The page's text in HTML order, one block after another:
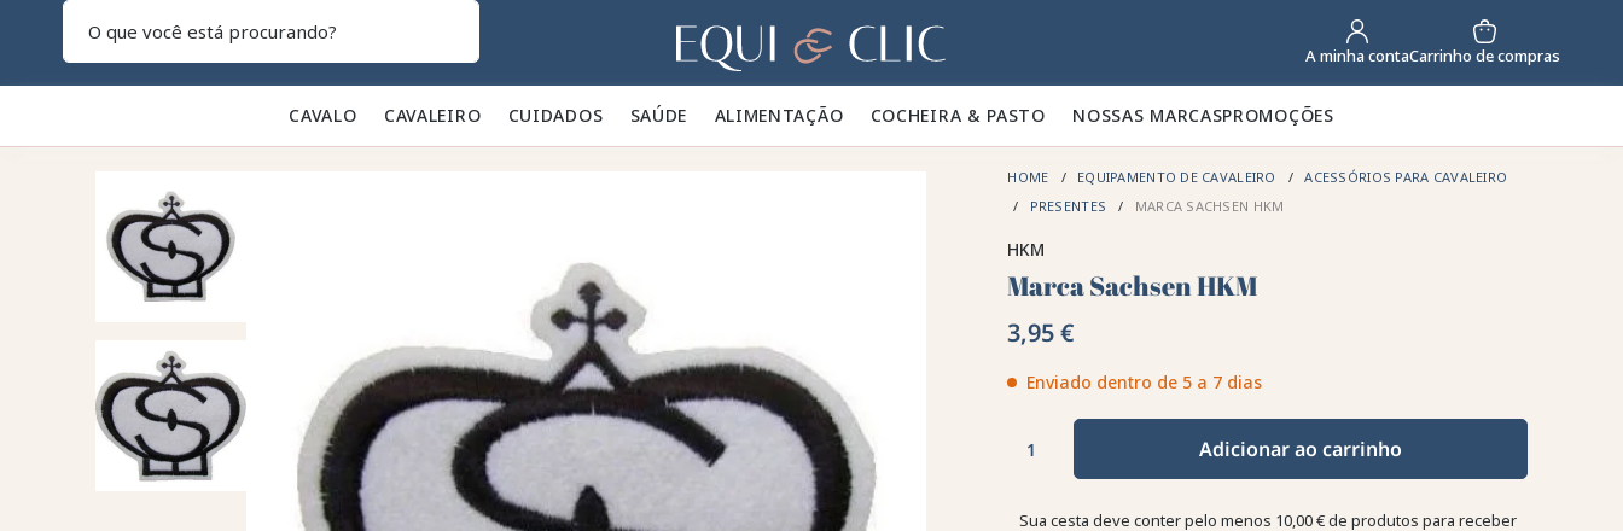
Lar A minha contaCarrinho de compras
CAVALO 🐎 CAVALEIRO 👕 CUIDADOS 🪮 SAÚDE ✨ ALIMENTAÇÃO 🥕 COCHEIRA & PASTO 🍃 NOSSAS MARCASPROMOÇÕES
HOME EQUIPAMENTO DE CAVALEIRO
ACESSÓRIOS PARA CAVALEIRO
PRESENTES
MARCA SACHSEN HKM
HKM
Marca Sachsen HKM
3,95 €
Enviado dentro de 5 a 7 dias
Adicionar ao carrinho
Sua cesta deve conter pelo menos 10,00 € de produtos para receber